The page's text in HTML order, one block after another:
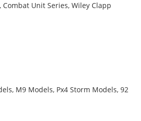
Combat Unit Series, Wiley Clapp
M9 Models, Px4 Storm Models, 92